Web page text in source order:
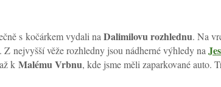
s kočárkem vydali na Dalimilovu rozhlednu. Na
nejvyšší věže rozhledny jsou nádherné výhledy na
k Malému Vrbnu, kde jsme měli zaparkované auto.